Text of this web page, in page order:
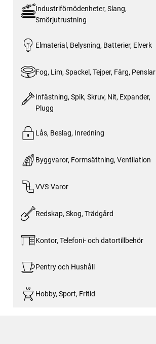
Industriförnödenheter, Slang,
Smörjutrustning
Elmaterial, Belysning, Batterier, Elverk
Fog, Lim, Spackel, Tejper, Färg, Penslar
Infästning, Spik, Skruv, Nit, Expander,
Plugg
Lås, Beslag, Inredning
Byggvaror, Formsättning, Ventilation
VVS-Varor
Redskap, Skog, Trädgård
Kontor, Telefoni- och datortillbehör
Pentry och Hushåll
Hobby, Sport, Fritid